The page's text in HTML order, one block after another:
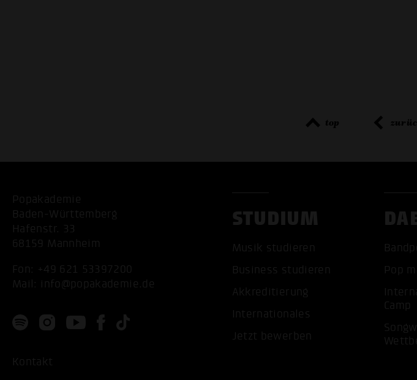
top
Popakademie
Baden-Württemberg
Hafenstr. 33
68159 Mannheim
Fon: +49 621 53397200
Mail: info@popakademie.de
Kontakt
STUDIUM
Musik studieren
Business studieren
Akkreditierung
Internationales
Jetzt bewerben
Pop
Camp